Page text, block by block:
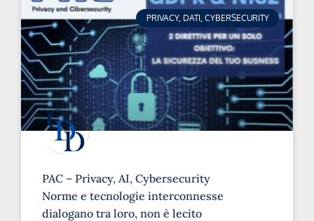
PRIVACY, DATI, CYBERSECURITY
PAC – Privacy, AI, Cybersecurity
Norme e tecnologie interconnesse
dialogano tra loro, non è lecito